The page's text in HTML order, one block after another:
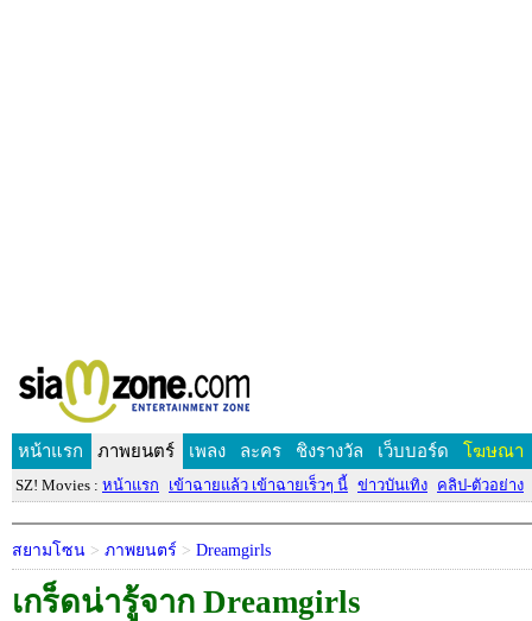
หน้าแรก ภาพยนตร์ เพลง ละคร ชิงรางวัล เว็บบอร์ด โฆษณา
SZ! Movies : หน้าแรก เข้าฉายแล้ว เข้าฉายเร็วๆ นี้ ข่าวบันเทิง คลิป-ตัวอย่าง
สยามโซน > ภาพยนตร์ > Dreamgirls
เกร็ดน่ารู้จาก Dreamgirls